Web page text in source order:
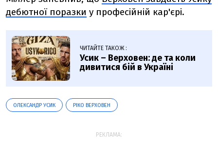
дебютної поразки у професійній кар'єрі.
ЧИТАЙТЕ ТАКОЖ :
Усик – Верховен: де та коли
дивитися бій в Україні
ОЛЕКСАНДР УСИК РІКО ВЕРХОВЕН
РЕКЛАМА: